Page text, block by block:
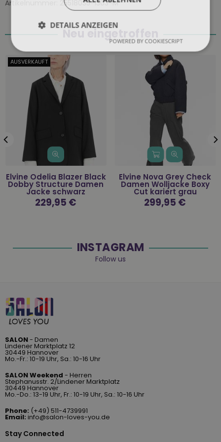
Artikelnummer:
25518035-1303-M
AUSVERKAUFT
Elvine Odelia Blazer Black
Dobby Structure Damen
Jacke schwarz
Normaler
Preis
229,95 €
Elvine Nova Grey Check
Damen Wolljacke Boxy
Cut kariert grau
Normaler
Preis
299,95 €
INSTAGRAM
Follow us
SALON- Damen
Lindener Marktplatz 12
30449 Hannover
Mo.-Fr.: 10-19 Uhr, Sa.: 10-16 Uhr
SALON Weekend - Herren
Stephanusstr. 2/Lindener Marktplatz
30449 Hannover
Mo.-Do.: 13-19 Uhr, Fr.: 10-19 Uhr, Sa.: 10-16 Uhr
Phone: (+49) 511-4739991
Email: info@salon-loves-you.de
Stay Connected
DETAILS ANZEIGEN
POWERED BY COOKIESCRIPT